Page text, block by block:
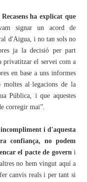
ha explicat que
signar un acord de
d'Aigua, i no tan sols no
ja la decisió per part
privatitzar el servei com a
en base a uns informes
moltes al·legacions de la
Pública, i que aquestes
corregir mai”.
incompliment i d'aquesta
confiança, no podem
el pacte de governi
no hem vingut aquí a
canvis reals i per tant si